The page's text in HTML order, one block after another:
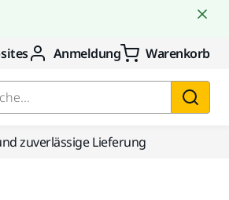
Anmeldung Warenkorb
zuverlässige Lieferung